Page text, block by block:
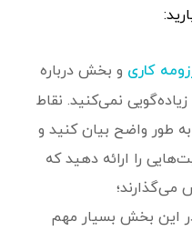
کاری و بخش درباره
نمی‌کنید. نقاط
طور واضح بیان کنید و
را ارائه دهید که
می‌گذارند؛
این بخش بسیار مهم